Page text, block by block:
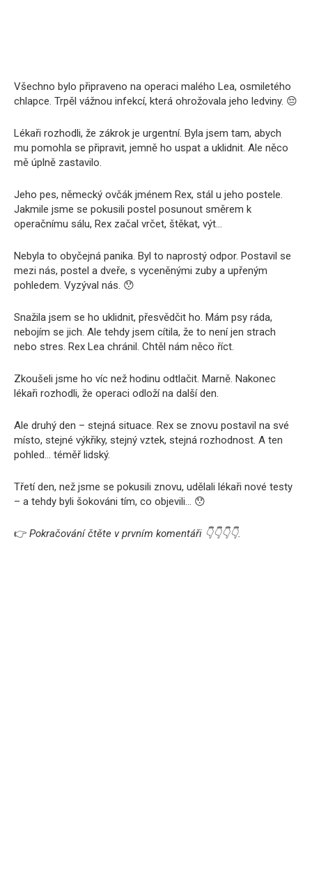
Všechno bylo připraveno na operaci malého Lea, osmiletého
chlapce. Trpěl vážnou infekcí, která ohrožovala jeho ledviny. 😔
Lékaři rozhodli, že zákrok je urgentní. Byla jsem tam, abych
mu pomohla se připravit, jemně ho uspat a uklidnit. Ale něco
mě úplně zastavilo.
Jeho pes, německý ovčák jménem Rex, stál u jeho postele.
Jakmile jsme se pokusili postel posunout směrem k
operačnímu sálu, Rex začal vrčet, štěkat, výt…
Nebyla to obyčejná panika. Byl to naprostý odpor. Postavil se
mezi nás, postel a dveře, s vyceněnými zuby a upřeným
pohledem. Vyzýval nás. 😯
Snažila jsem se ho uklidnit, přesvědčit ho. Mám psy ráda,
nebojím se jich. Ale tehdy jsem cítila, že to není jen strach
nebo stres. Rex Lea chránil. Chtěl nám něco říct.
Zkoušeli jsme ho víc než hodinu odtlačit. Marně. Nakonec
lékaři rozhodli, že operaci odloží na další den.
Ale druhý den – stejná situace. Rex se znovu postavil na své
místo, stejné výkřiky, stejný vztek, stejná rozhodnost. A ten
pohled… téměř lidský.
Třetí den, než jsme se pokusili znovu, udělali lékaři nové testy
– a tehdy byli šokováni tím, co objevili… 😯
👉 Pokračování čtěte v prvním komentáři 👇👇👇👇.